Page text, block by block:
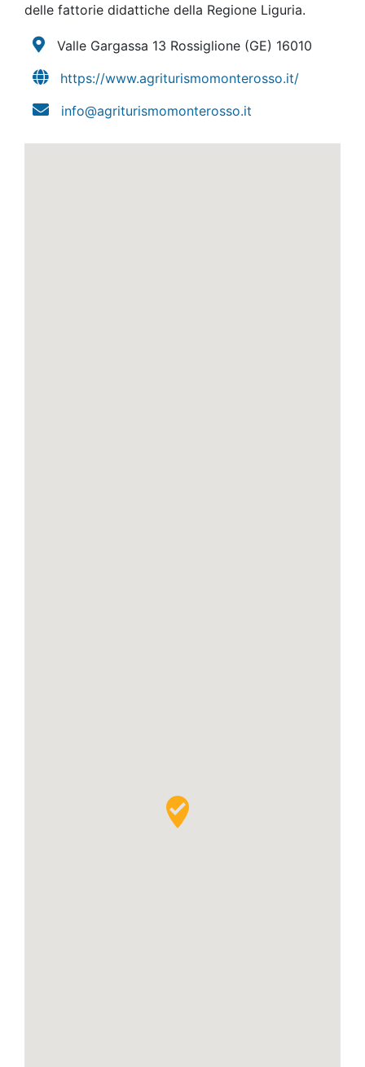
delle fattorie didattiche della Regione Liguria.
Valle Gargassa 13 Rossiglione (GE) 16010
https://www.agriturismomonterosso.it/
info@agriturismomonterosso.it